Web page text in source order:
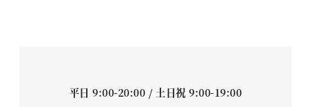
平日 9:00-20:00 / 土日祝 9:00-19:00